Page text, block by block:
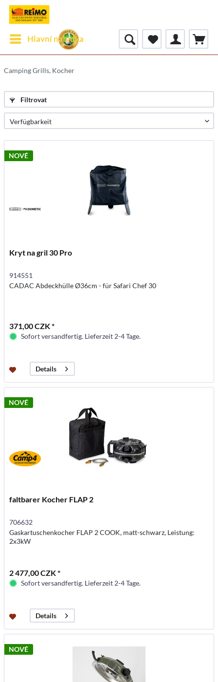
Hlavní nabídka
Camping Grills, Kocher
Filtrovat
NOVÉ
Kryt na gril 30 Pro
914551
CADAC Abdeckhülle Ø36cm - für Safari Chef 30
371,00 CZK *
Sofort versandfertig. Lieferzeit 2-4 Tage.
Details
NOVÉ
faltbarer Kocher FLAP 2
706632
Gaskartuschenkocher FLAP 2 COOK, matt-schwarz, Leistung:
2x3kW
2 477,00 CZK *
Sofort versandfertig. Lieferzeit 2-4 Tage.
Details
NOVÉ